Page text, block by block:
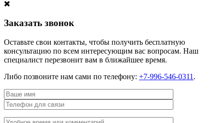
Заказать звонок
Оставьте свои контакты, чтобы получить бесплатную
консультацию по всем интересующим вас вопросам. Наш
специалист перезвонит вам в ближайшее время.
Либо позвоните нам сами по телефону: +7-996-546-0311 .